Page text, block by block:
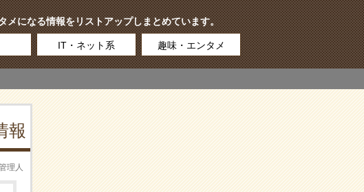
メになる情報をリストアップしまとめています。
IT・ネット系 趣味・エンタメ
報
理人